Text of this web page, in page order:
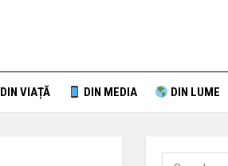
DIN VIAȚĂ DIN MEDIA DIN LUME